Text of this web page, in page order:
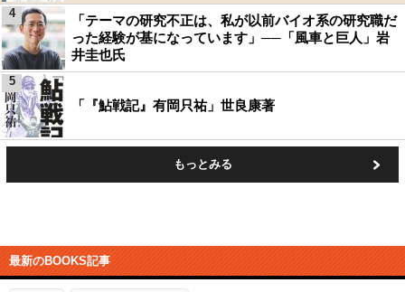
「テーマの研究不正は、私が以前バイオ系の研究職だ
った経験が基になっています」──「風車と巨人」岩
井圭也氏
4
「『鮎戦記』有岡只祐」世良康著
5
もっとみる
最新のBOOKS記事